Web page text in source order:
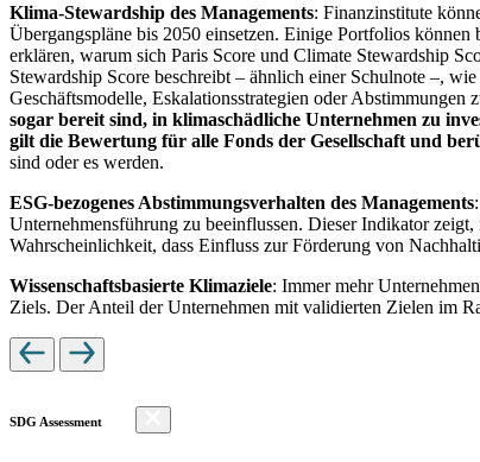
Klima-Stewardship des Managements: Finanzinstitute
Übergangspläne bis 2050 einsetzen. Einige Portfolios
erklären, warum sich Paris Score und Climate Stewardship
Stewardship Score beschreibt – ähnlich einer Schulnote –,
Geschäftsmodelle, Eskalationsstrategien oder Abstimmungen
sogar bereit sind, in klimaschädliche Unternehmen zu
gilt die Bewertung für alle Fonds der Gesellschaft und
sind oder es werden.
ESG-bezogenes Abstimmungsverhalten des Managements
Unternehmensführung zu beeinflussen. Dieser Indikator
Wahrscheinlichkeit, dass Einfluss zur Förderung von
Wissenschaftsbasierte Klimaziele: Immer mehr
Ziels. Der Anteil der Unternehmen mit validierten Zielen im
SDG Assessment